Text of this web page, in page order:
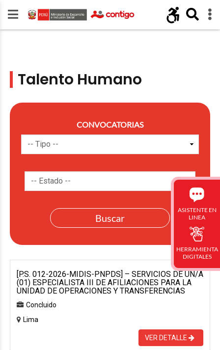
Talento Humano
CONVOCATORIAS
[P.S. 012-2026-MIDIS-PNPDS] – SERVICIOS DE UN/A
(01) ESPECIALISTA III DE AFILIACIONES PARA LA
UNIDAD DE OPERACIONES Y TRANSFERENCIAS
Concluido
Lima
VER DETALLE
ASISTENTE EN
LINEA
HERRAMIENTA
DIGITALES